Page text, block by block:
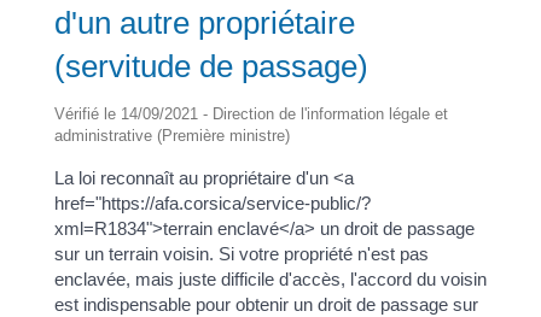
d'un autre propriétaire
(servitude de passage)
Vérifié le 14/09/2021 - Direction de l'information légale et
administrative (Première ministre)
La loi reconnaît au propriétaire d'un <a
href="https://afa.corsica/service-public/?
xml=R1834">terrain enclavé</a> un droit de passage
sur un terrain voisin. Si votre propriété n'est pas
enclavée, mais juste difficile d'accès, l'accord du voisin
est indispensable pour obtenir un droit de passage sur